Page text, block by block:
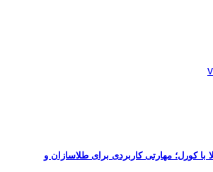
با کورل؛ مهارتی کاربردی برای طلاسازان و